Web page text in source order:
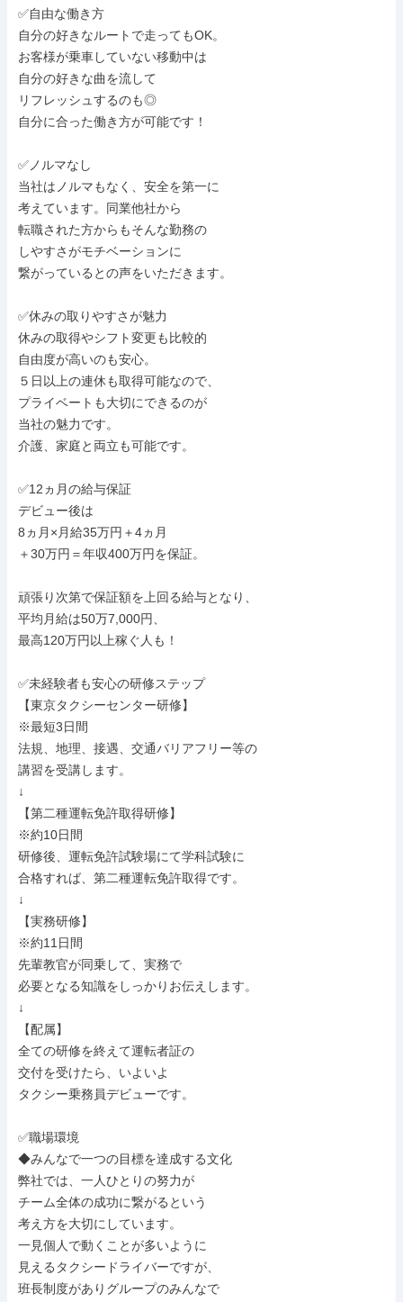
✅自由な働き方
自分の好きなルートで走ってもOK。
お客様が乗車していない移動中は
自分の好きな曲を流して
リフレッシュするのも◎
自分に合った働き方が可能です！
✅ノルマなし
当社はノルマもなく、安全を第一に
考えています。同業他社から
転職された方からもそんな勤務の
しやすさがモチベーションに
繋がっているとの声をいただきます。
✅休みの取りやすさが魅力
休みの取得やシフト変更も比較的
自由度が高いのも安心。
５日以上の連休も取得可能なので、
プライベートも大切にできるのが
当社の魅力です。
介護、家庭と両立も可能です。
✅12ヵ月の給与保証
デビュー後は
8ヵ月×月給35万円＋4ヵ月
＋30万円＝年収400万円を保証。
頑張り次第で保証額を上回る給与となり、
平均月給は50万7,000円、
最高120万円以上稼ぐ人も！
✅未経験者も安心の研修ステップ
【東京タクシーセンター研修】
※最短3日間
法規、地理、接遇、交通バリアフリー等の
講習を受講します。
↓
【第二種運転免許取得研修】
※約10日間
研修後、運転免許試験場にて学科試験に
合格すれば、第二種運転免許取得です。
↓
【実務研修】
※約11日間
先輩教官が同乗して、実務で
必要となる知識をしっかりお伝えします。
↓
【配属】
全ての研修を終えて運転者証の
交付を受けたら、いよいよ
タクシー乗務員デビューです。
✅職場環境
◆みんなで一つの目標を達成する文化
弊社では、一人ひとりの努力が
チーム全体の成功に繋がるという
考え方を大切にしています。
一見個人で動くことが多いように
見えるタクシードライバーですが、
班長制度がありグループのみんなで